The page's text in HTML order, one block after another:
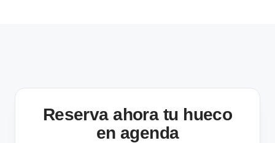
Reserva ahora tu hueco
en agenda